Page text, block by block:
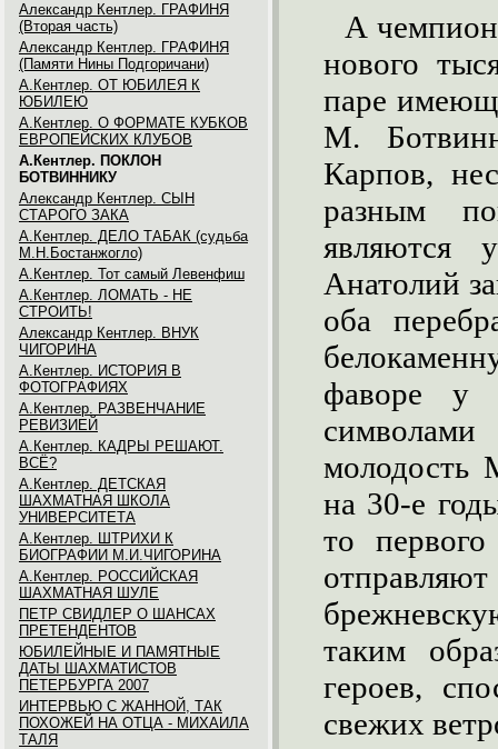
Александр Кентлер. ГРАФИНЯ
(Вторая часть)
Александр Кентлер. ГРАФИНЯ
(Памяти Нины Подгоричани)
А.Кентлер. ОТ ЮБИЛЕЯ К
ЮБИЛЕЮ
А.Кентлер. О ФОРМАТЕ КУБКОВ
ЕВРОПЕЙСКИХ КЛУБОВ
А.Кентлер. ПОКЛОН
БОТВИННИКУ
Александр Кентлер. СЫН
СТАРОГО ЗАКА
А.Кентлер. ДЕЛО ТАБАК (судьба
М.Н.Бостанжогло)
А.Кентлер. Тот самый Левенфиш
А.Кентлер. ЛОМАТЬ - НЕ
СТРОИТЬ!
Александр Кентлер. ВНУК
ЧИГОРИНА
А.Кентлер. ИСТОРИЯ В
ФОТОГРАФИЯХ
А.Кентлер. РАЗВЕНЧАНИЕ
РЕВИЗИЕЙ
А.Кентлер. КАДРЫ РЕШАЮТ.
ВСЁ?
А.Кентлер. ДЕТСКАЯ
ШАХМАТНАЯ ШКОЛА
УНИВЕРСИТЕТА
А.Кентлер. ШТРИХИ К
БИОГРАФИИ М.И.ЧИГОРИНА
А.Кентлер. РОССИЙСКАЯ
ШАХМАТНАЯ ШУЛЕ
ПЕТР СВИДЛЕР О ШАНСАХ
ПРЕТЕНДЕНТОВ
ЮБИЛЕЙНЫЕ И ПАМЯТНЫЕ
ДАТЫ ШАХМАТИСТОВ
ПЕТЕРБУРГА 2007
ИНТЕРВЬЮ С ЖАННОЙ, ТАК
ПОХОЖЕЙ НА ОТЦА - МИХАИЛА
ТАЛЯ
А
нового
паре
М.
Карпов,
разным
являются
Анатолий
оба
фаворе у
молодость
на 30-е
то
таким
героев,
свежих